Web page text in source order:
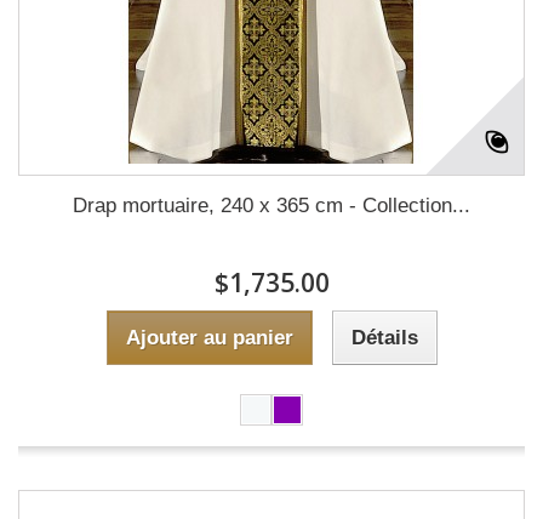
Drap mortuaire, 240 x 365 cm - Collection...
$1,735.00
Ajouter au panier Détails